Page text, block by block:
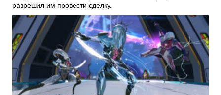
разрешил им провести сделку.